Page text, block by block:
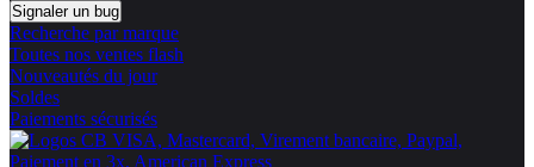
Signaler un bug
Recherche par marque
Toutes nos ventes flash
Nouveautés du jour
Soldes
Paiements sécurisés